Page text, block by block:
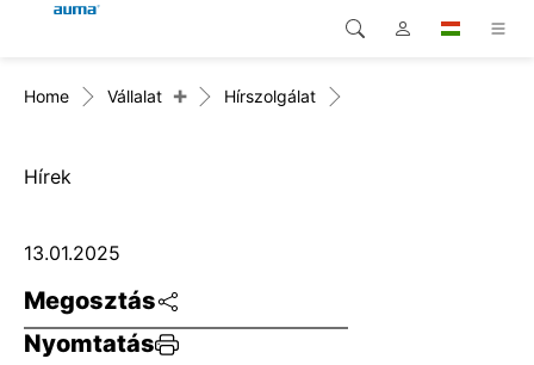
Termékek
Megoldások
Szerviz
Vállalat
Global
Európa
Ázsia és Csendes-óceáni
Észak-Amerika
Keresés
Home Vállalat + Hírszolgálat
Hírek
Megosztás
Nyomtatás
13.01.2025